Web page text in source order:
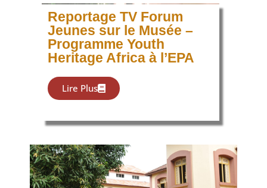
Reportage TV Forum
Jeunes sur le Musée –
Programme Youth
Heritage Africa à l’EPA
Lire Plus